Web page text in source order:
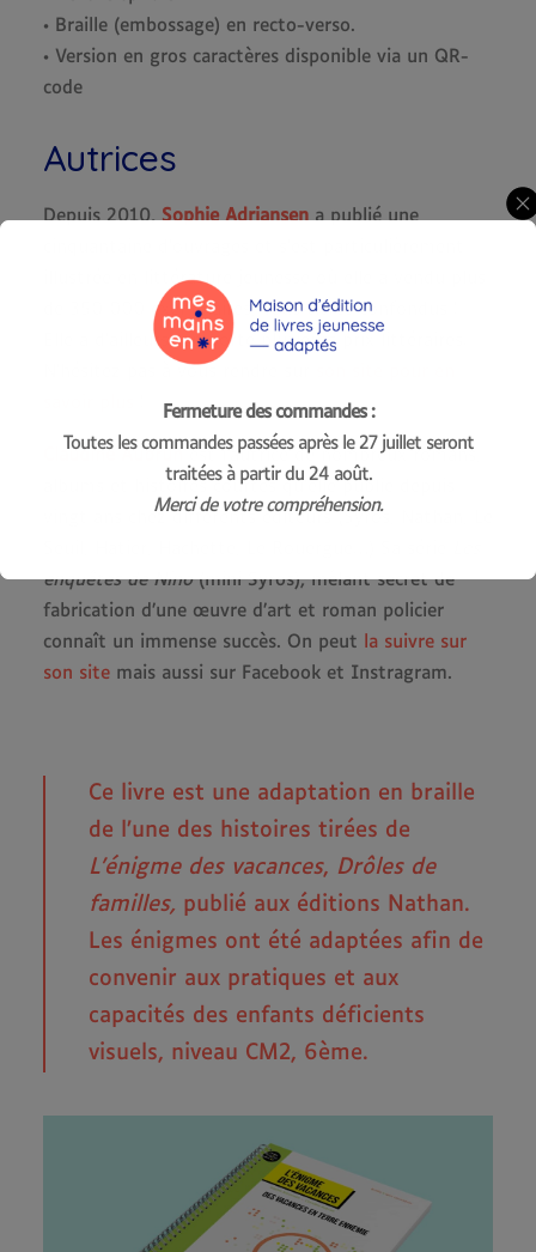
• Braille (embossage) en recto-verso.
• Version en gros caractères disponible via un QR-
code
Autrices
Depuis 2010,Sophie Adriansena publié une
illustrée en littérature jeunesse où elle a vendu plus
de 350 000 exemplaires, tous titres confondus !
Elle a d’ailleurs remporté plusieurs prix littéraires.
est l’autrice de nombreux romans,
albums et histoires courtes qu’elle publie depuis
vingt ans chez différents éditeurs (Syros, Nathan, Le
enquêtes de Nino(mini Syros), mêlant secret de
fabrication d’une œuvre d’art et roman policier
connaît un immense succès. On peut
la suivre sur
son site mais aussi sur Facebook et Instragram.
Ce livre est une adaptation en braille
de l’une des histoires tirées de
L’énigme des vacances, Drôles de
familles, publié aux éditions Nathan.
Les énigmes ont été adaptées afin de
convenir aux pratiques et aux
capacités des enfants déficients
visuels, niveau CM2, 6ème.
Fermeture des commandes :
Toutes les commandes passées après le 27 juillet seront
traitées à partir du 24 août.
Merci de votre compréhension.